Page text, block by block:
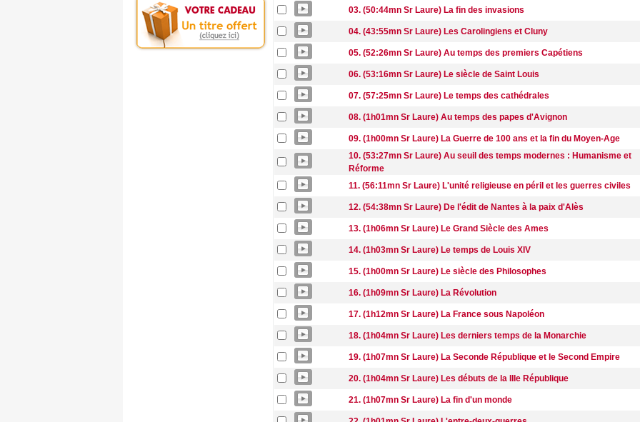
03. (50:44mn Sr Laure) La fin des invasions
04. (43:55mn Sr Laure) Les Carolingiens et Cluny
05. (52:26mn Sr Laure) Au temps des premiers Capétiens
06. (53:16mn Sr Laure) Le siècle de Saint Louis
07. (57:25mn Sr Laure) Le temps des cathédrales
08. (1h01mn Sr Laure) Au temps des papes d'Avignon
09. (1h00mn Sr Laure) La Guerre de 100 ans et la fin du Moyen-Age
10. (53:27mn Sr Laure) Au seuil des temps modernes : Humanisme et
Réforme
11. (56:11mn Sr Laure) L'unité religieuse en péril et les guerres civiles
12. (54:38mn Sr Laure) De l'édit de Nantes à la paix d'Alès
13. (1h06mn Sr Laure) Le Grand Siècle des Ames
14. (1h03mn Sr Laure) Le temps de Louis XIV
15. (1h00mn Sr Laure) Le siècle des Philosophes
16. (1h09mn Sr Laure) La Révolution
17. (1h12mn Sr Laure) La France sous Napoléon
18. (1h04mn Sr Laure) Les derniers temps de la Monarchie
19. (1h07mn Sr Laure) La Seconde République et le Second Empire
20. (1h04mn Sr Laure) Les débuts de la IIIe République
21. (1h07mn Sr Laure) La fin d'un monde